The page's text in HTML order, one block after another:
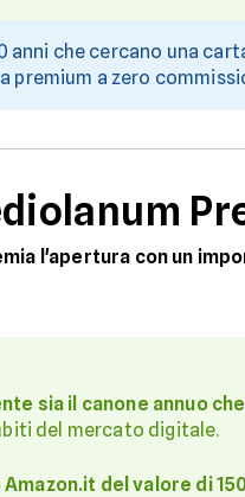
che cercano una
a zero
l'apertura con un
sia il canone annuo
del mercato digitale.
Amazon.it del valore di